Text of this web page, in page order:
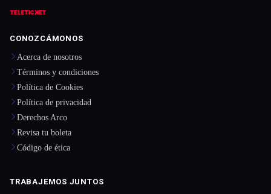
CONOZCÁMONOS
Acerca de nosotros
Términos y condiciones
Política de Cookies
Política de privacidad
Derechos Arco
Revisa tu boleta
Código de ética
TRABAJEMOS JUNTOS